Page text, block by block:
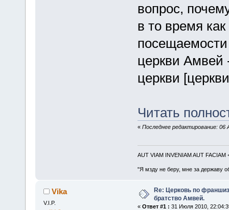
вопрос,
в то время
церкви Амвей
церкви
Читать
« Последнее редактирование: 06
AUT VIAM INVENIAM AUT FACIAM
"Я мзду не беру, мне за державу
Vika
V.I.P.
Re: Церковь по
братство Амвей.
« Ответ #1 : 31 Июля 2010,